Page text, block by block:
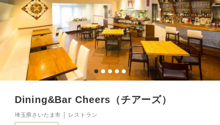
Dining&Bar Cheers（チアーズ）
埼玉県さいたま市 │ レストラン